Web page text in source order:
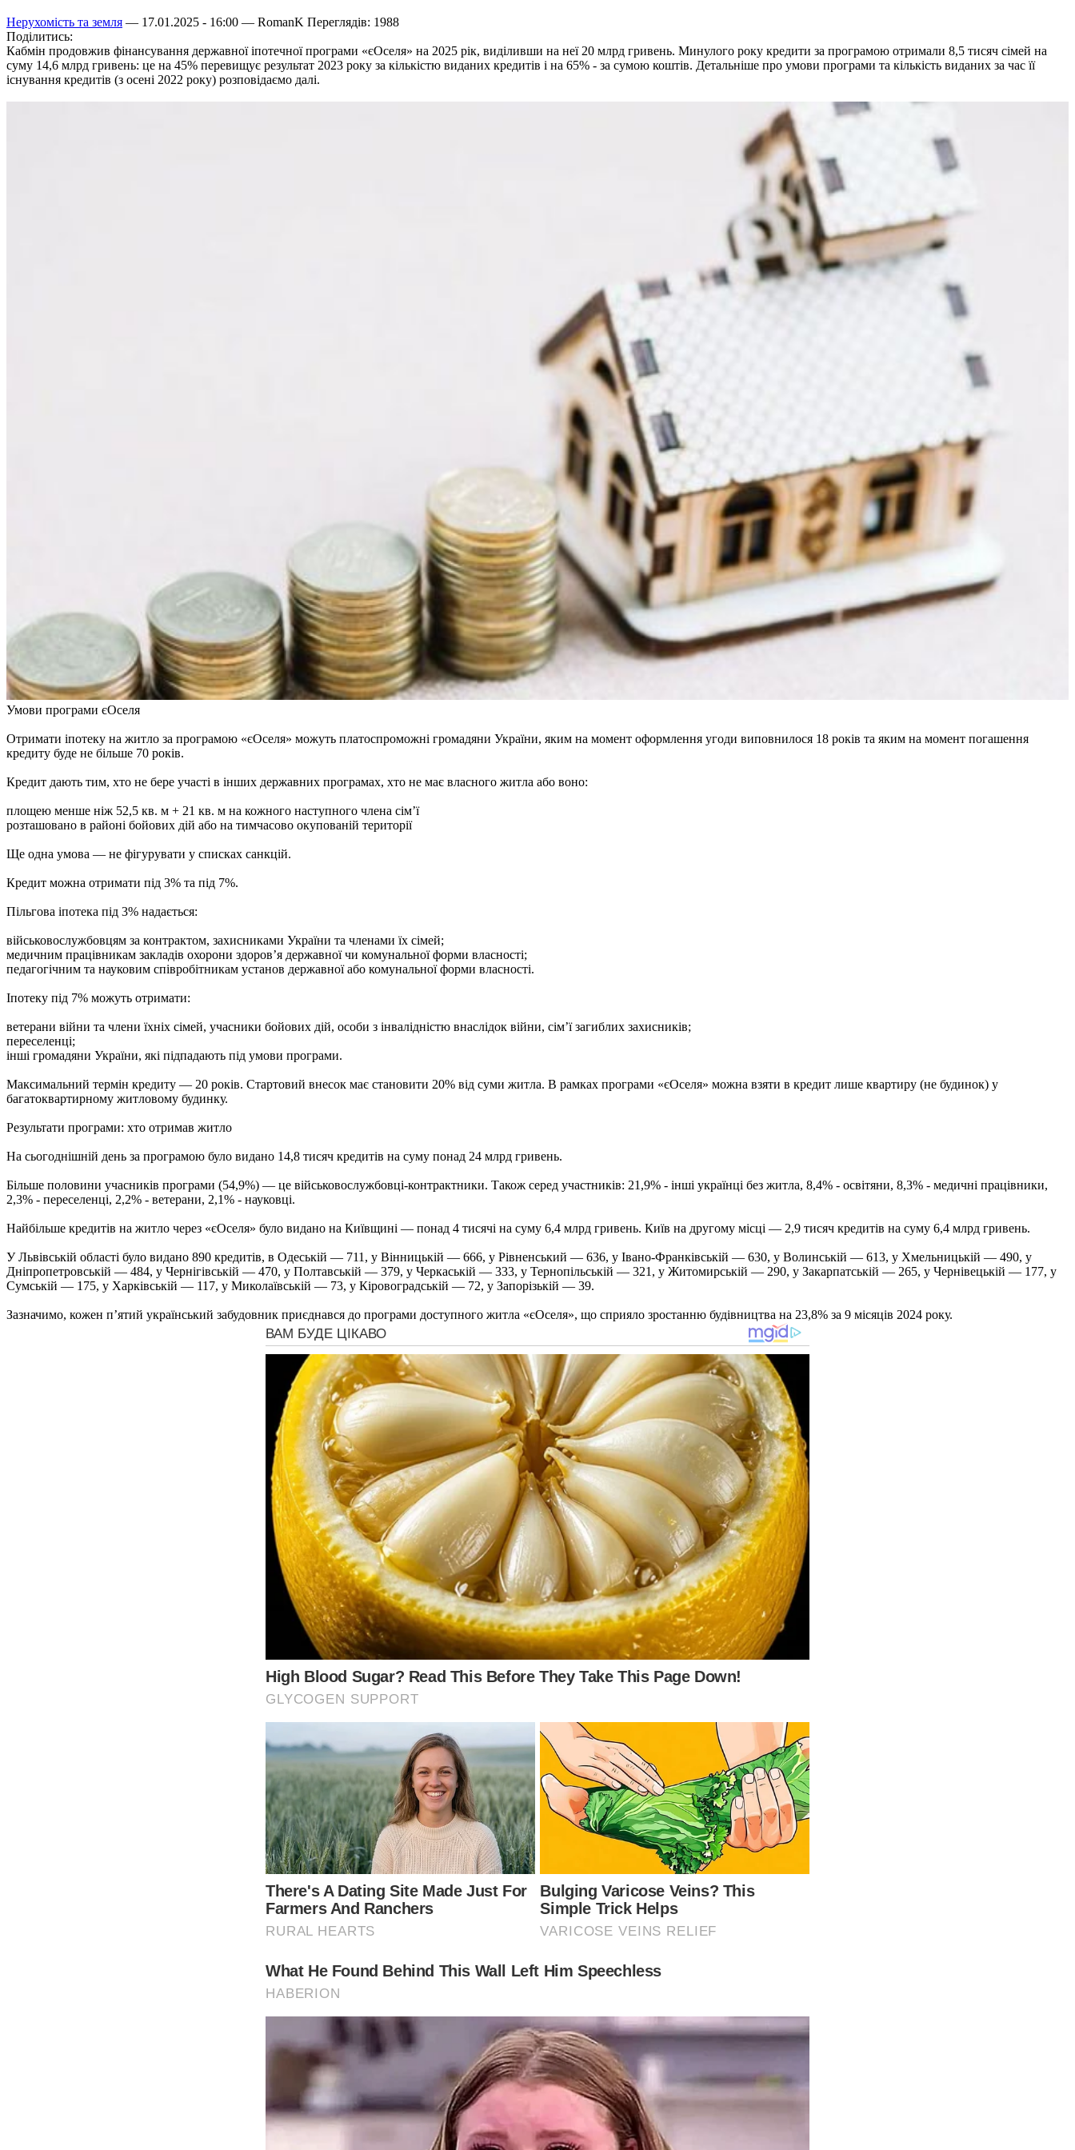
Нерухомість та земля — 17.01.2025 - 16:00 — RomanK Переглядів: 1988
Поділитись:
Кабмін продовжив фінансування державної іпотечної програми «єОселя» на 2025 рік, виділивши на неї 20 млрд гривень. Минулого року кредити за програмою отримали 8,5 тисяч сімей на
суму 14,6 млрд гривень: це на 45% перевищує результат 2023 року за кількістю виданих кредитів і на 65% - за сумою коштів. Детальніше про умови програми та кількість виданих за час її
існування кредитів (з осені 2022 року) розповідаємо далі.
Умови програми єОселя
Отримати іпотеку на житло за програмою «єОселя» можуть платоспроможні громадяни України, яким на момент оформлення угоди виповнилося 18 років та яким на момент погашення
кредиту буде не більше 70 років.
Кредит дають тим, хто не бере участі в інших державних програмах, хто не має власного житла або воно:
площею менше ніж 52,5 кв. м + 21 кв. м на кожного наступного члена сім’ї
розташовано в районі бойових дій або на тимчасово окупованій території
Ще одна умова — не фігурувати у списках санкцій.
Кредит можна отримати під 3% та під 7%.
Пільгова іпотека під 3% надається:
військовослужбовцям за контрактом, захисниками України та членами їх сімей;
медичним працівникам закладів охорони здоров’я державної чи комунальної форми власності;
педагогічним та науковим співробітникам установ державної або комунальної форми власності.
Іпотеку під 7% можуть отримати:
ветерани війни та члени їхніх сімей, учасники бойових дій, особи з інвалідністю внаслідок війни, сім’ї загиблих захисників;
переселенці;
інші громадяни України, які підпадають під умови програми.
Максимальний термін кредиту — 20 років. Стартовий внесок має становити 20% від суми житла. В рамках програми «єОселя» можна взяти в кредит лише квартиру (не будинок) у
багатоквартирному житловому будинку.
Результати програми: хто отримав житло
На сьогоднішній день за програмою було видано 14,8 тисяч кредитів на суму понад 24 млрд гривень.
Більше половини учасників програми (54,9%) — це військовослужбовці-контрактники. Також серед участників: 21,9% - інші українці без житла, 8,4% - освітяни, 8,3% - медичні працівники,
2,3% - переселенці, 2,2% - ветерани, 2,1% - науковці.
Найбільше кредитів на житло через «єОселя» було видано на Київщині — понад 4 тисячі на суму 6,4 млрд гривень. Київ на другому місці — 2,9 тисяч кредитів на суму 6,4 млрд гривень.
У Львівській області було видано 890 кредитів, в Одеській — 711, у Вінницькій — 666, у Рівненський — 636, у Івано-Франківській — 630, у Волинській — 613, у Хмельницькій — 490, у
Дніпропетровській — 484, у Чернігівській — 470, у Полтавській — 379, у Черкаській — 333, у Тернопільській — 321, у Житомирській — 290, у Закарпатській — 265, у Чернівецькій — 177, у
Сумській — 175, у Харківській — 117, у Миколаївській — 73, у Кіровоградській — 72, у Запорізькій — 39.
Зазначимо, кожен п’ятий український забудовник приєднався до програми доступного житла «єОселя», що сприяло зростанню будівництва на 23,8% за 9 місяців 2024 року.